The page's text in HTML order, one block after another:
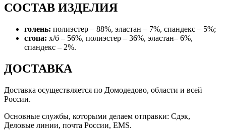
СОСТАВ ИЗДЕЛИЯ
голень: полиэстер – 88%, эластан – 7%, спандекс – 5%;
стопа: х/б – 56%, полиэстер – 36%, эластан– 6%,
спандекс – 2%.
ДОСТАВКА
Доставка осуществляется по Домодедово, области и всей
России.
Основные службы, которыми делаем отправки: Сдэк,
Деловые линии, почта России, EMS.